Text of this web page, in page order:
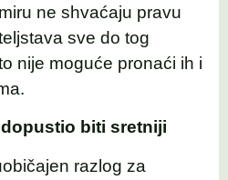
ne shvaćaju pravu
sve do tog
nije moguće pronaći ih i
biti sretniji
razlog za